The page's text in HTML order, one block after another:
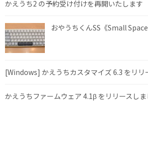
かえうち2 の予約受け付けを再開いたします
おやうちくんSS《Small
[Windows] かえうちカスタマイズ 6.3 をリリ
かえうちファームウェア 4.1β をリリースし